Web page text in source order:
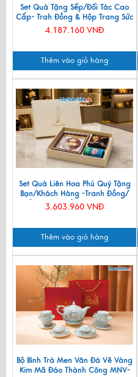
Set Quà Tặng Sếp/Đối Tác Cao
Cấp- Trah Đồng & Hộp Trang Sức
Sơn Mài CBQT004
4.187.160 VNĐ
Thêm vào giỏ hàng
Set Quà Liên Hoa Phú Quý Tặng
Bạn/Khách Hàng -Tranh Đồng/
Đế Lót Ly & Cắm Bút CBQT006
3.603.960 VNĐ
Thêm vào giỏ hàng
Bộ Bình Trà Men Vân Đá Vẽ Vàng
Kim Mã Đáo Thành Công MNV-